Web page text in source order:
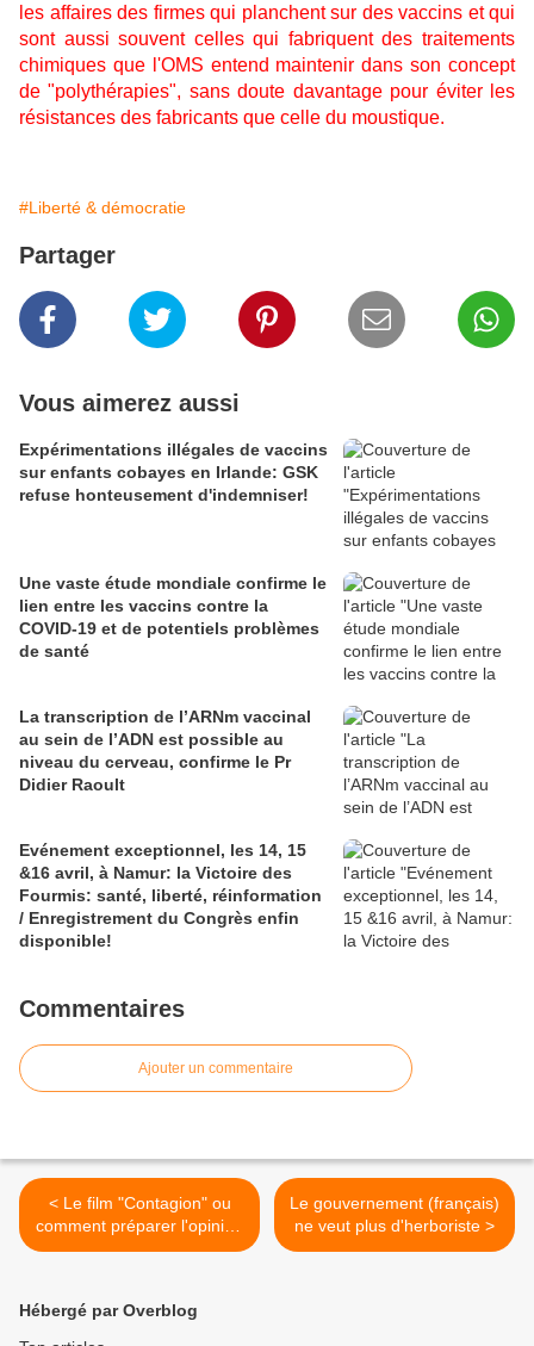
les affaires des firmes qui planchent sur des vaccins et qui
sont aussi souvent celles qui fabriquent des traitements
chimiques que l'OMS entend maintenir dans son concept
de "polythérapies", sans doute davantage pour éviter les
résistances des fabricants que celle du moustique.
#Liberté & démocratie
Partager
Vous aimerez aussi
Expérimentations illégales de vaccins
sur enfants cobayes en Irlande: GSK
refuse honteusement d'indemniser!
Une vaste étude mondiale confirme le
lien entre les vaccins contre la
COVID-19 et de potentiels problèmes
de santé
La transcription de l’ARNm vaccinal
au sein de l’ADN est possible au
niveau du cerveau, confirme le Pr
Didier Raoult
Evénement exceptionnel, les 14, 15
&16 avril, à Namur: la Victoire des
Fourmis: santé, liberté, réinformation
/ Enregistrement du Congrès enfin
disponible!
Commentaires
Ajouter un commentaire
< Le film "Contagion" ou
comment préparer l'opinion
publique aux futures
Le gouvernement (français)
ne veut plus d'herboriste >
Hébergé par Overblog